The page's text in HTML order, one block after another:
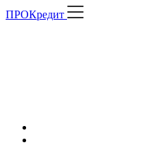
Skip
to
ПРОКредит